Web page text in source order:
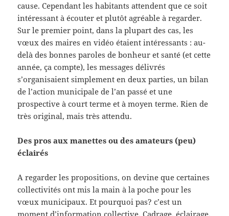
cause. Cependant les habitants attendent que ce soit
intéressant à écouter et plutôt agréable à regarder.
Sur le premier point, dans la plupart des cas, les
vœux des maires en vidéo étaient intéressants : au-
delà des bonnes paroles de bonheur et santé (et cette
année, ça compte), les messages délivrés
s’organisaient simplement en deux parties, un bilan
de l’action municipale de l’an passé et une
prospective à court terme et à moyen terme. Rien de
très original, mais très attendu.
Des pros aux manettes ou des amateurs (peu)
éclairés
A regarder les propositions, on devine que certaines
collectivités ont mis la main à la poche pour les
vœux municipaux. Et pourquoi pas? c’est un